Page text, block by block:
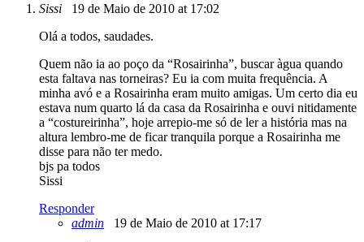
Sissi
19 de Maio de 2010 at 17:02
Olá a todos, saudades.
Quem não ia ao poço da “Rosairinha”, buscar àgua quando
esta faltava nas torneiras? Eu ia com muita frequência. A
minha avó e a Rosairinha eram muito amigas. Um certo dia eu
estava num quarto lá da casa da Rosairinha e ouvi nitidamente
a “costureirinha”, hoje arrepio-me só de ler a história mas na
altura lembro-me de ficar tranquila porque a Rosairinha me
disse para não ter medo.
bjs pa todos
Sissi
Responder
admin
19 de Maio de 2010 at 17:17